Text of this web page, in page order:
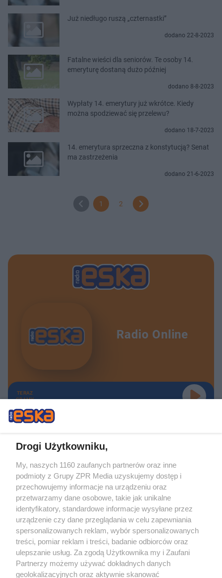
Już niedługo ruszą „czternastki”
dodano 22-8-2023
Fatalne wieści dla seniorów. Te osoby 14.
emeryturę dostaną dużo później
dodano 8-8-2023
Wypłaty 14. emerytury już wkrótce. Kiedy
można spodziewać się przelewu?
dodano 18-7-2023
14. emerytura sprzeczna z konstytucją? Senat
ma zastrzeżenia
dodano 21-6-2023
1 2
Radio Online
TERAZ
GRAMY
Żaden utwór zamieszczony w serwisie nie może być powielany i
rozpowszechniany lub dalej rozpowszechniany w jakikolwiek sposób (w
tym także elektroniczny lub mechaniczny) na jakimkolwiek polu
eksploatacji w jakiejkolwiek formie, włącznie z umieszczaniem w Internecie
bez pisemnej zgody właściciela praw. Jakiekolwiek użycie lub
wykorzystanie utworów w całości lub w części z naruszeniem prawa, tzn.
bez właściwej zgody, jest zabronione pod groźbą kary i może być ścigane
prawnie.
Drogi Użytkowniku,
My, naszych 1160 zaufanych partnerów oraz inne
podmioty z Grupy ZPR Media uzyskujemy dostęp i
przechowujemy informacje na urządzeniu oraz
przetwarzamy dane osobowe, takie jak unikalne
identyfikatory, standardowe informacje wysyłane przez
urządzenie czy dane przeglądania w celu zapewniania
spersonalizowanych reklam, wybór spersonalizowanych
treści, pomiar reklam i treści, badanie odbiorców oraz
ulepszanie usług. Za zgodą Użytkownika my i Zaufani
Partnerzy możemy używać dokładnych danych
geolokalizacyjnych oraz aktywnie skanować